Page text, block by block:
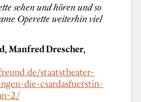
sehen und hören und so
Operette weiterhin viel
Manfred Drescher,
staatstheater-
die-csardasfuerstin-
2/